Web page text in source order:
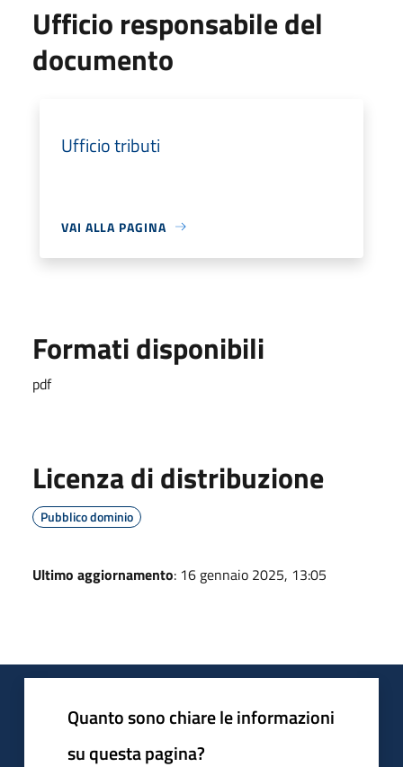
Ufficio responsabile del
documento
Ufficio tributi
VAI ALLA PAGINA
Formati disponibili
pdf
Licenza di distribuzione
Pubblico dominio
Ultimo aggiornamento: 16 gennaio 2025, 13:05
Quanto sono chiare le informazioni
su questa pagina?